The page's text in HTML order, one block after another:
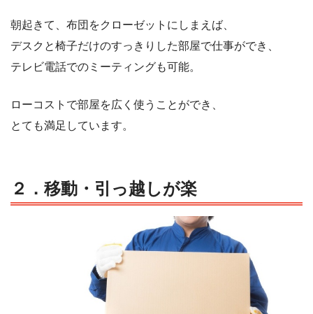
朝起きて、布団をクローゼットにしまえば、
デスクと椅子だけのすっきりした部屋で仕事ができ、
テレビ電話でのミーティングも可能。
ローコストで部屋を広く使うことができ、
とても満足しています。
２． 移動・引っ越しが楽